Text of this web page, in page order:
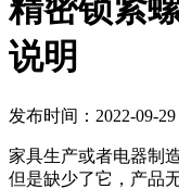
精密锁紧
说明
发布时间：2022-09-
家具生产或者电器制
但是缺少了它，产品